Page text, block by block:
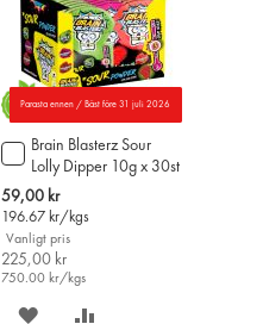
Parasta ennen / Bäst före 31 juli 2026
Brain Blasterz Sour
Lolly Dipper 10g x 30st
Special
Price
59,00 kr
196.67 kr/kgs
Vanligt pris
225,00 kr
750.00 kr/kgs
Lägg
till
i
varukorgen
SPARA